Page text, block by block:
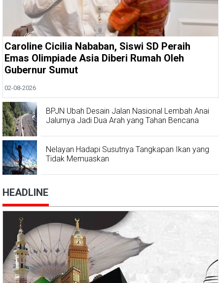
Caroline Cicilia Nababan, Siswi SD Peraih
Emas Olimpiade Asia Diberi Rumah Oleh
Gubernur Sumut
02-08-2026
BPJN Ubah Desain Jalan Nasional Lembah Anai
Jalurnya Jadi Dua Arah yang Tahan Bencana
Nelayan Hadapi Susutnya Tangkapan Ikan yang
Tidak Memuaskan
HEADLINE